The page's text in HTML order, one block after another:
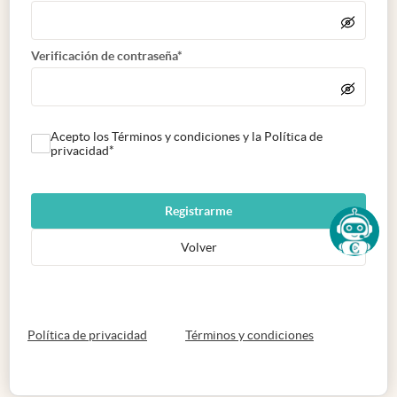
Verificación de contraseña*
Acepto los Términos y condiciones y la Política de
privacidad*
Registrarme
Volver
Política de privacidad abre en nueva pestaña
Términos y condicionesabre en nueva